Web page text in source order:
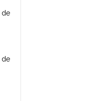
los
de los
de
en la
por